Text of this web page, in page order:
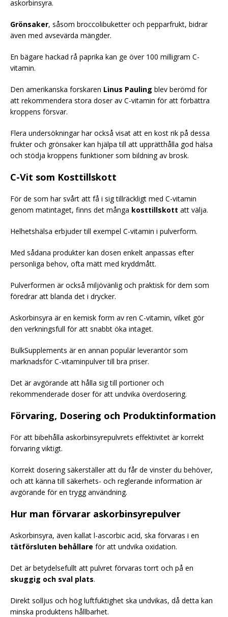
askorbinsyra.
Grönsaker, såsom broccolibuketter och pepparfrukt, bidrar
även med avsevärda mängder.
En bägare hackad rå paprika kan ge över 100 milligram C-
vitamin.
Den amerikanska forskaren Linus Pauling blev berömd för
att rekommendera stora doser av C-vitamin för att förbättra
kroppens försvar.
Flera undersökningar har också visat att en kost rik på dessa
frukter och grönsaker kan hjälpa till att upprätthålla god hälsa
och stödja kroppens funktioner som bildning av brosk.
C-Vit som Kosttillskott
För de som har svårt att få i sig tillräckligt med C-vitamin
genom matintaget, finns det många kosttillskott att välja.
Helhetshälsa erbjuder till exempel C-vitamin i pulverform.
Med sådana produkter kan dosen enkelt anpassas efter
personliga behov, ofta mätt med kryddmått.
Pulverformen är också miljövänlig och praktisk för dem som
föredrar att blanda det i drycker.
Askorbinsyra är en kemisk form av ren C-vitamin, vilket gör
den verkningsfull för att snabbt öka intaget.
BulkSupplements är en annan populär leverantör som
marknadsför C-vitaminpulver till bra priser.
Det är avgörande att hålla sig till portioner och
rekommenderade doser för att undvika överdosering.
Förvaring, Dosering och Produktinformation
För att bibehålla askorbinsyrepulvrets effektivitet är korrekt
förvaring viktigt.
Korrekt dosering säkerställer att du får de vinster du behöver,
och att känna till säkerhets- och reglerande information är
avgörande för en trygg användning.
Hur man förvarar askorbinsyrepulver
Askorbinsyra, även kallat l-ascorbic acid, ska förvaras i en
tätförsluten behållare för att undvika oxidation.
Det är betydelsefullt att pulvret förvaras torrt och på en
skuggig och sval plats.
Direkt solljus och hög luftfuktighet ska undvikas, då detta kan
minska produktens hållbarhet.